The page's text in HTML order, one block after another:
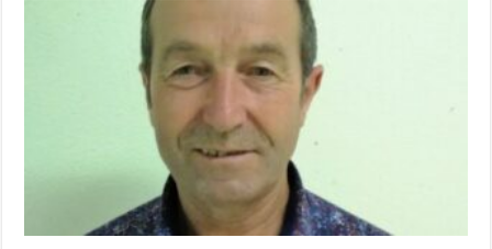
Un été fructueux pour Lactalis